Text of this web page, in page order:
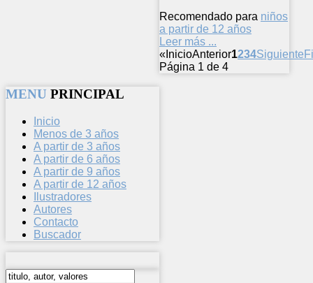
Recomendado para niños
a partir de 12 años
Leer más ...
« InicioAnterior1234Siguiente
Página 1 de 4
MENU PRINCIPAL
Inicio
Menos de 3 años
A partir de 3 años
A partir de 6 años
A partir de 9 años
A partir de 12 años
Ilustradores
Autores
Contacto
Buscador